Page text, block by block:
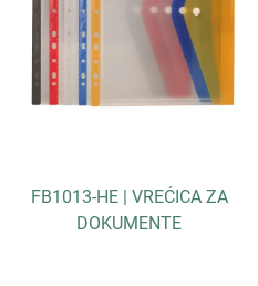
EH303F-4-100-TY、EH303F-5-100-
TY、EH303F-6-100-TY、EH303F-8-